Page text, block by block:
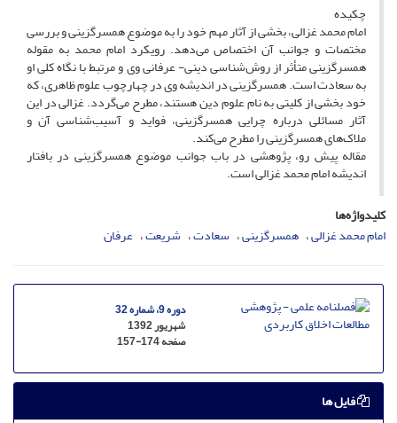
چکیده
امام محمد غزالی، بخشی از آثار مهم خود را به موضوع همسرگزینی و بررسی
مختصات و جوانب آن اختصاص می‌دهد. رویکرد امام محمد به مقوله
همسرگزینی متأثر از روش‌شناسی دینی- عرفانی وی و مرتبط با نگاه کلی او
به سعادت است. همسرگزینی در اندیشه وی در چهارچوب علوم ظاهری، که
خود بخشی از کلیتی به نام علوم دین هستند، مطرح می‌گردد. غزالی در این
آثار مسائلی درباره چرایی همسرگزینی، فواید و آسیب‌شناسی آن و
ملاک‌های همسرگزینی را مطرح می‌کند.
مقاله پیش رو، پژوهشی در باب جوانب موضوع همسرگزینی در بافتار
اندیشه امام محمد غزالی است.
کلیدواژه‌ها
امام محمد غزالی همسرگزینی سعادت شریعت عرفان
دوره 9، شماره 32
شهریور 1392
صفحه157-174
فایل ها